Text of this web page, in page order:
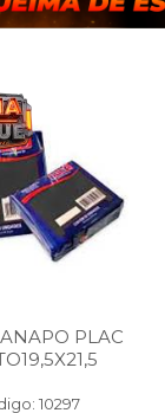
PLAC
10297